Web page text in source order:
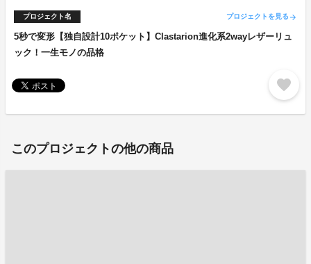
プロジェクト名 プロジェクトを見る arrow_forward
5秒で変形【独自設計10ポケット】Clastarion進化系2wayレザーリュ
ック！一生モノの品格
favorite
このプロジェクトの他の商品